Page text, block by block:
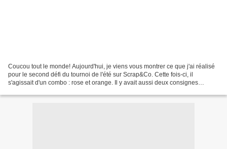
Coucou tout le monde! Aujourd'hui, je viens vous montrer ce que j'ai réalisé
pour le second défi du tournoi de l'été sur Scrap&Co. Cette fois-ci, il
s'agissait d'un combo : rose et orange. Il y avait aussi deux consignes